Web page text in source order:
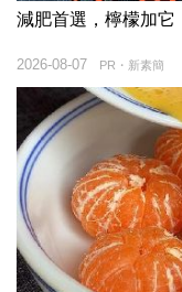
減肥首選，檸檬加它
PR・新素簡
2026-08-07